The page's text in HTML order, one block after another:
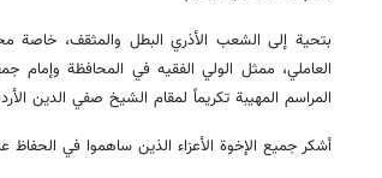
بتحية إلى الشعب الأذري البطل والمثقف، خاصة
العاملي، ممثل الولي الفقيه في المحافظة وإمام
المراسم المهيبة تكريماً لمقام الشيخ صفي الدين
أشكر جميع الإخوة الأعزاء الذين ساهموا في الحفاظ